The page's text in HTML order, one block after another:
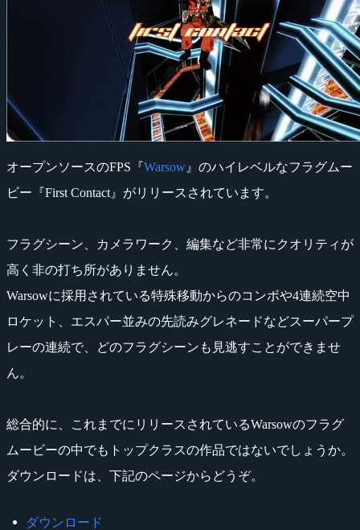
オープンソースのFPS『Warsow 』のハイレベルなフラグムー
ビー『First Contact』がリリースされています。
フラグシーン、カメラワーク、編集など非常にクオリティが
高く非の打ち所がありません。
Warsowに採用されている特殊移動からのコンボや4連続空中
ロケット、エスパー並みの先読みグレネードなどスーパープ
レーの連続で、どのフラグシーンも見逃すことができませ
ん。
総合的に、これまでにリリースされているWarsowのフラグ
ムービーの中でもトップクラスの作品ではないでしょうか。
ダウンロードは、下記のページからどうぞ。
ダウンロード